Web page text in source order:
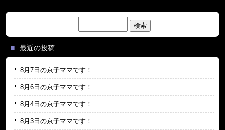
索:
最近の投稿
8月7日の京子ママです！
8月6日の京子ママです！
8月4日の京子ママです！
8月3日の京子ママです！